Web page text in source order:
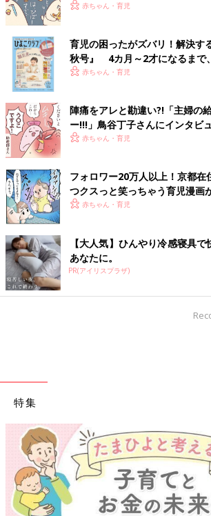
赤ちゃん・育児
育児の困ったがズバリ！解決す
秋号』 4カ月～2才になるまで
いっぱい！
赤ちゃん・育児
陣痛をアレと勘違い?!「主婦の
ー!!!」鳥谷丁子さんにインタビ
赤ちゃん・育児
フォロワー20万人以上！京都在
つクスっと笑っちゃう育児漫画
赤ちゃん・育児
【大人気】ひんやり冷感寝具
あなたに。
PR(アイリスプラザ)
特集